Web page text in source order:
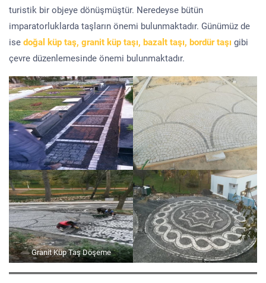
turistik bir objeye dönüşmüştür. Neredeyse bütün
imparatorluklarda taşların önemi bulunmaktadır. Günümüz de
ise doğal küp taş, granit küp taşı, bazalt taşı, bordür taşı gibi
çevre düzenlemesinde önemi bulunmaktadır.
Granit Küp Taş Döşeme